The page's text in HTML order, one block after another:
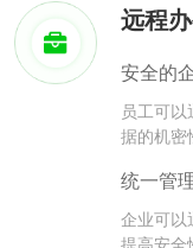
远程
安全的
员工可
据的机密
统一管
企业可以